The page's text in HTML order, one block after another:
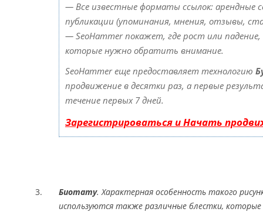
— Все известные форматы ссылок: арендные
публикации (упоминания, мнения, отзывы,
— SeoHammer покажет, где рост или
которые нужно обратить внимание.
SeoHammer еще предоставляет технологию
продвижение в десятки раз, а первые
течение первых 7 дней.
Зарегистрироваться и Начать
Биотату. Характерная особенность такого
используются также различные блестки,